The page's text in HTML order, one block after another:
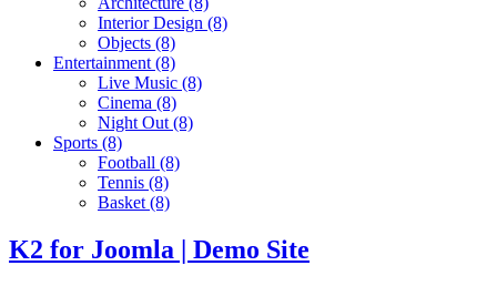
Interior Design (8)
Objects (8)
Entertainment(8)
Live Music (8)
Cinema (8)
Night Out(8)
Sports (8)
Football (8)
Tennis (8)
Basket(8)
K2 for Joomla | Demo Site